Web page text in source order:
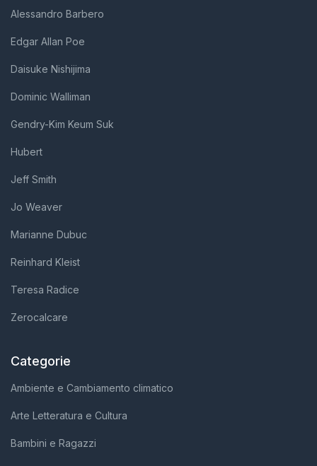
Alessandro Barbero
Edgar Allan Poe
Daisuke Nishijima
Dominic Walliman
Gendry-Kim Keum Suk
Hubert
Jeff Smith
Jo Weaver
Marianne Dubuc
Reinhard Kleist
Teresa Radice
Zerocalcare
Categorie
Ambiente e Cambiamento climatico
Arte Letteratura e Cultura
Bambini e Ragazzi